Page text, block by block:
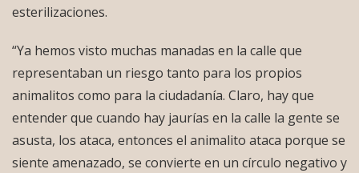
esterilizaciones.
“Ya hemos visto muchas manadas en la calle que
representaban un riesgo tanto para los propios
animalitos como para la ciudadanía. Claro, hay que
entender que cuando hay jaurías en la calle la gente se
asusta, los ataca, entonces el animalito ataca porque se
siente amenazado, se convierte en un círculo negativo y